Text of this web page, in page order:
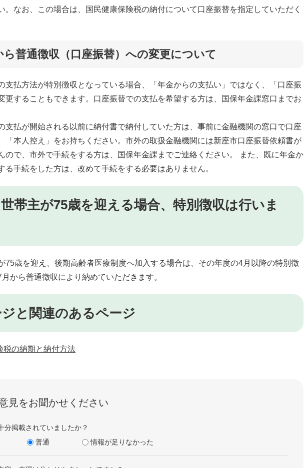
。なお、この場合は、国民健康保険税の納付について口座振替を指定していただく
ら普通徴収（口座振替）への変更について
払方法が特別徴収となっている場合、「年金からの支払い」ではなく、「口座振
更することもできます。口座振替での支払を希望する方は、国保年金課窓口までお
払が開始される以前に納付書で納付していた方は、事前に金融機関の窓口で口座
「本人控え」をお持ちください。市外の取扱金融機関には新座市口座振替依頼書が
ので、市外で手続をする方は、国保年金課までご連絡ください。 また、既に年金か
る手続をした方は、改めて手続をする必要はありません。
帯主が75歳を迎える場合、特別徴収は行いま
歳を迎え、後期高齢者医療制度へ加入する場合は、その年度の4月以降の特別徴
から普通徴収により納めていただきます。
と関連のあるページ
税の納期と納付方法
見をお聞かせください
分掲載されていましたか？
普通 情報が足りなかった